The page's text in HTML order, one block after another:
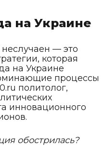
на Украине
— это
которая
на Украине
процессы
политолог,
инновационного
обострилась?